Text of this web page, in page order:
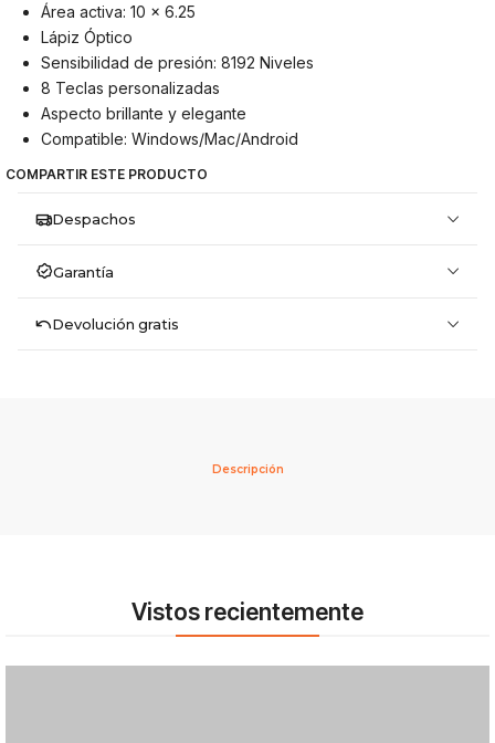
Área activa: 10 x 6.25
Lápiz Óptico
Sensibilidad de presión: 8192 Niveles
8 Teclas personalizadas
Aspecto brillante y elegante
Compatible: Windows/Mac/Android
COMPARTIR ESTE PRODUCTO
Despachos
Garantía
Devolución gratis
Descripción
Vistos recientemente